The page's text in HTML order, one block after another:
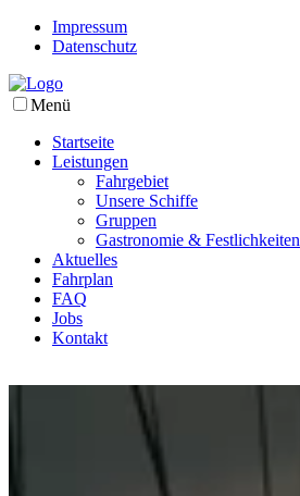
Impressum
Datenschutz
Menü
Startseite
Leistungen
Fahrgebiet
Unsere Schiffe
Gruppen
Gastronomie & Festlichkeiten
Aktuelles
Fahrplan
FAQ
Jobs
Kontakt